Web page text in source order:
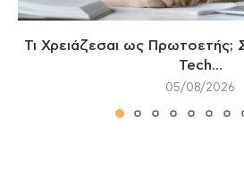
Τι Χρειάζεσαι ως Πρωτοετής;
Tech...
05/08/2026